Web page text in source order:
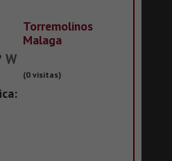
W
Torremolinos
Malaga
(0 visitas)